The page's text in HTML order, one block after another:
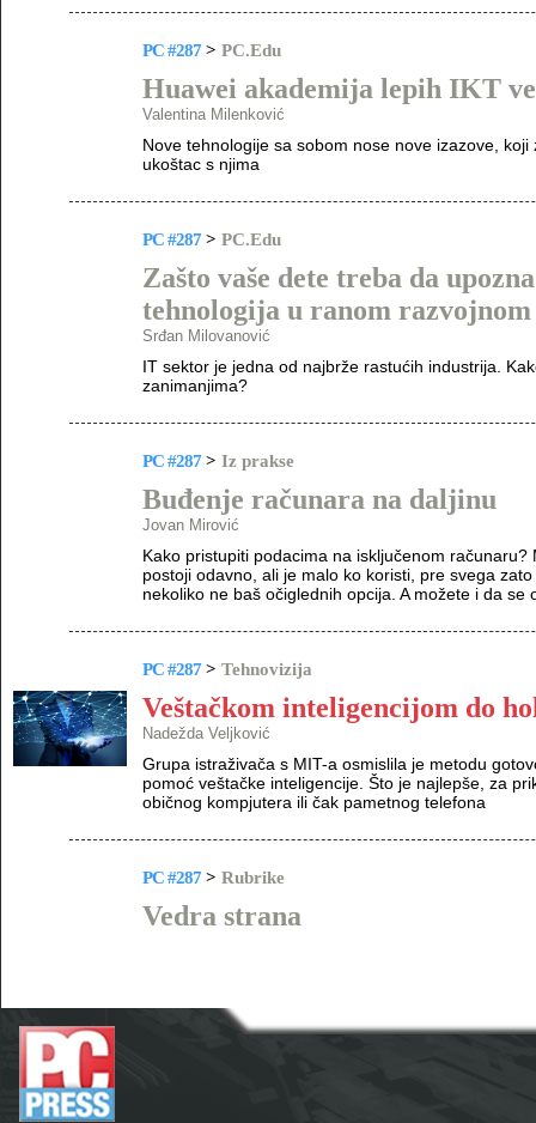
PC #287 > PC.Edu
Huawei akademija lepih IKT
Valentina Milenković
Nove tehnologije sa sobom nose nove izazove,
ukoštac s njima
PC #287 > PC.Edu
Zašto vaše dete treba da
tehnologija u ranom razvojnom
Srđan Milovanović
IT sektor je jedna od najbrže rastućih industrija.
zanimanjima?
PC #287 > Iz prakse
Buđenje računara na daljinu
Jovan Mirović
Kako pristupiti podacima na isključenom
postoji odavno, ali je malo ko koristi, pre svega
nekoliko ne baš očiglednih opcija. A možete i da
PC #287 > Tehnovizija
Veštačkom inteligencijom do
Nadežda Veljković
Grupa istraživača s MIT-a osmislila je metodu
pomoć veštačke inteligencije. Što je najlepše, za
običnog kompjutera ili čak pametnog telefona
PC #287 > Rubrike
Vedra strana